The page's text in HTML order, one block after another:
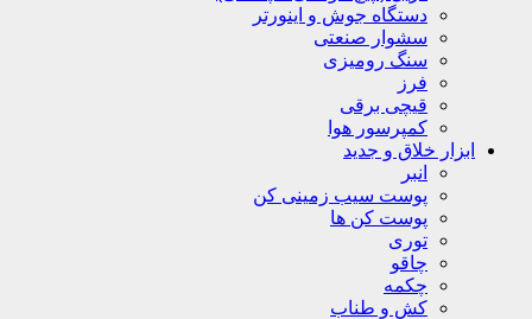
دستگاه جوش و اینورتر
سشوار صنعتی
سنگ رومیزی
فرز
قیچی برقی
کمپرسور هوا
ابزار خلاق و جدید
انبر
پوست سیب زمینی کن
پوست کن ها
توری
چاقو
چکمه
کش و طناب